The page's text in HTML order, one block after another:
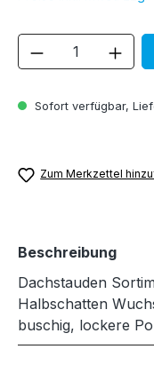
Sofort verfügbar,
Produkt
Zum Merkzettel
Beschreibung
Dachstauden
Halbschatten
buschig, lockere